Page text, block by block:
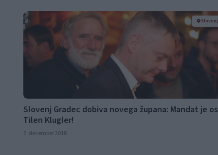
Slovenj Gradec dobiva novega župana: Mandat je
Tilen Klugler!
2. december 2018